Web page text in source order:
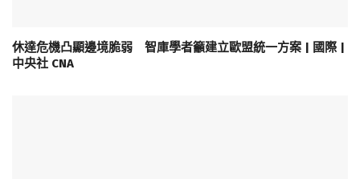
休達危機凸顯邊境脆弱 智庫學者籲建立歐盟統一方案 | 國際 |
中央社 CNA